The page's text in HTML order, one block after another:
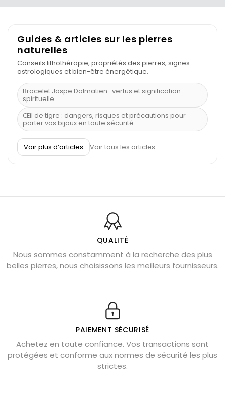
Guides & articles sur les pierres
naturelles
Conseils lithothérapie, propriétés des pierres, signes
astrologiques et bien-être énergétique.
Bracelet Jaspe Dalmatien : vertus et signification
spirituelle
Œil de tigre : dangers, risques et précautions pour
porter vos bijoux en toute sécurité
À quel poignet porter un bracelet de pierre
Découvrez le scorpion et ses pierres
Bienfaits de la sélénite – pierre des anges
L’améthyste est-elle faite pour moi ?
Chrysocolle : pierre apaisante
Obsidienne dorée : vertus et signification
Véritable citrine naturelle non chauffée
Où placer la citrine dans la maison
Cornaline : propriétés magiques
Capricorne : quelles pierres choisir
Voir plus d’articles Voir tous les articles
QUALITÉ
Nous sommes constamment à la recherche des plus
belles pierres, nous choisissons les meilleurs fournisseurs.
PAIEMENT SÉCURISÉ
Achetez en toute confiance. Vos transactions sont
protégées et conforme aux normes de sécurité les plus
strictes.